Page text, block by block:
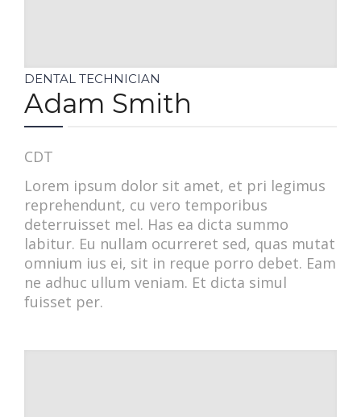
DENTAL TECHNICIAN
Adam Smith
CDT
Lorem ipsum dolor sit amet, et pri legimus
reprehendunt, cu vero temporibus
deterruisset mel. Has ea dicta summo
labitur. Eu nullam ocurreret sed, quas mutat
omnium ius ei, sit in reque porro debet. Eam
ne adhuc ullum veniam. Et dicta simul
fuisset per.